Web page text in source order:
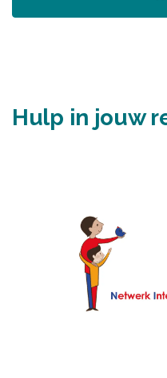
Hulp in jouw